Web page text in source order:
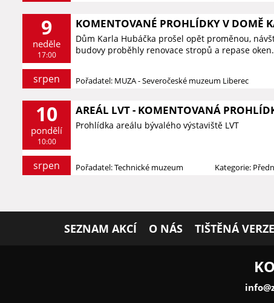
9
neděle
17:00
srpen
KOMENTOVANÉ PROHLÍDKY V DOMĚ
Dům Karla Hubáčka prošel opět proměnou,
budovy proběhly renovace stropů a repase
Pořadatel: MUZA - Severočeské muzeum Liberec
10
pondělí
10:00
srpen
AREÁL LVT - KOMENTOVANÁ
Prohlídka areálu bývalého výstaviště LVT
Pořadatel: Technické muzeum Kategorie:
SEZNAM AKCÍ O NÁS TIŠTĚNÁ VERZE